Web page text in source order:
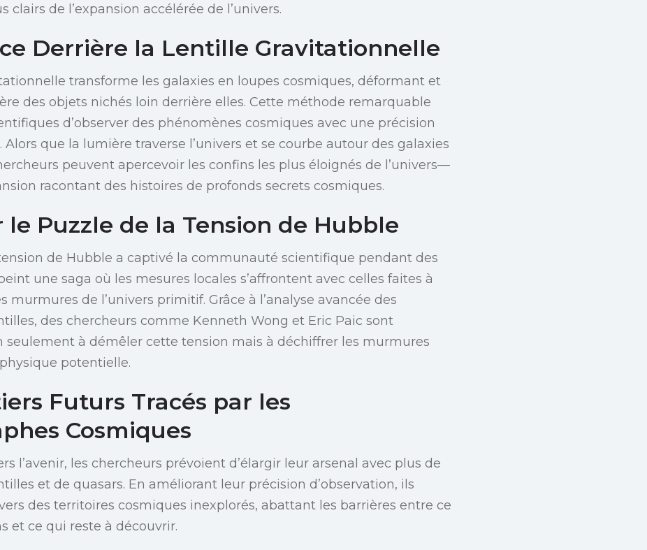
clairs de l’expansion accélérée de l’univers.
Derrière la Lentille Gravitationnelle
transforme les galaxies en loupes cosmiques, déformant et
des objets nichés loin derrière elles. Cette méthode remarquable
d’observer des phénomènes cosmiques avec une précision
Alors que la lumière traverse l’univers et se courbe autour des galaxies
peuvent apercevoir les confins les plus éloignés de l’univers—
racontant des histoires de profonds secrets cosmiques.
le Puzzle de la Tension de Hubble
de Hubble a captivé la communauté scientifique pendant des
une saga où les mesures locales s’affrontent avec celles faites à
murmures de l’univers primitif. Grâce à l’analyse avancée des
des chercheurs comme Kenneth Wong et Eric Paic sont
seulement à démêler cette tension mais à déchiffrer les murmures
potentielle.
Futurs Tracés par les
Cosmiques
l’avenir, les chercheurs prévoient d’élargir leur arsenal avec plus de
et de quasars. En améliorant leur précision d’observation, ils
des territoires cosmiques inexplorés, abattant les barrières entre ce
et ce qui reste à découvrir.